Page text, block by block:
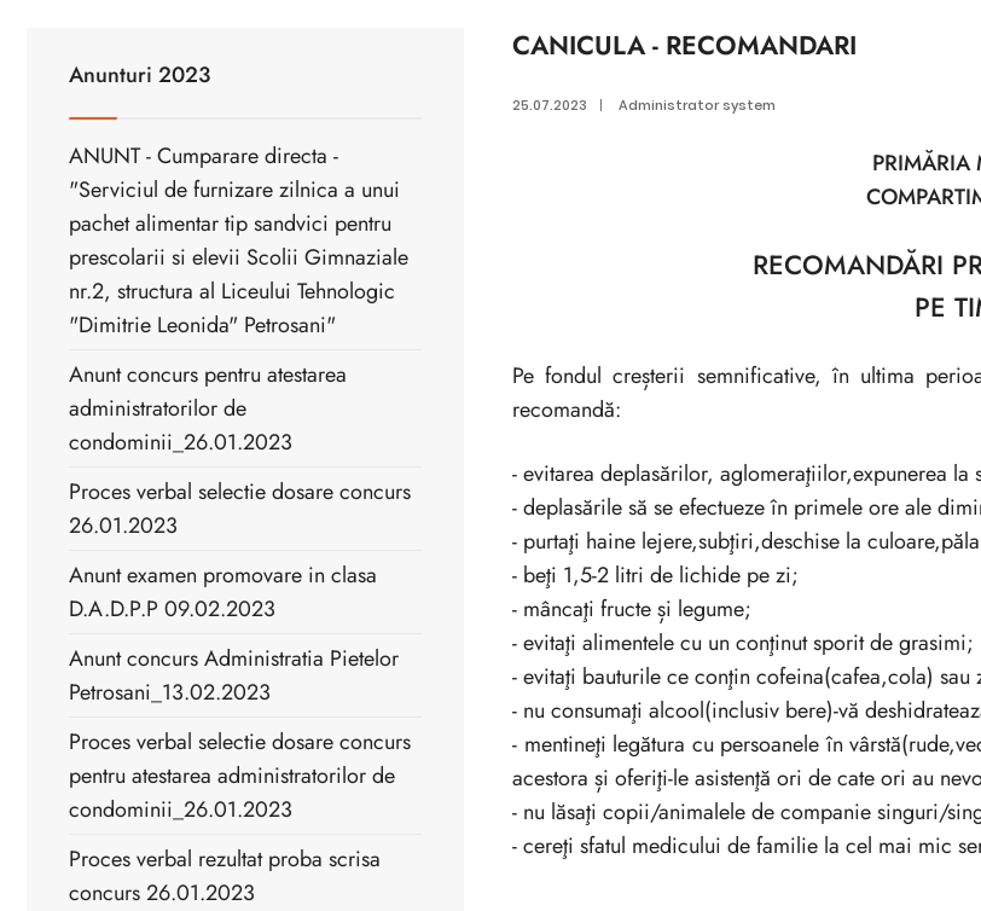
CANICULA - RECOMANDARI
25.07.2023 | Administrator system
PRIMĂRIA
RECOMANDĂRI
PE
Pe fondul creșterii semnificative, în ultima
recomandă:
- evitarea deplasărilor, aglomeraţiilor,expunerea
- deplasările să se efectueze în primele ore ale
- purtaţi haine lejere,subţiri,deschise la
- beţi 1,5-2 litri de lichide pe zi;
- mâncaţi fructe și legume;
- evitaţi alimentele cu un conţinut sporit de grasimi;
- evitaţi bauturile ce conţin cofeina(cafea,cola)
- nu consumaţi alcool(inclusiv bere)-vă
- mentineţi legătura cu persoanele în
acestora și oferiţi-le asistenţă ori de cate ori au
- nu lăsaţi copii/animalele de companie singuri/
- cereţi sfatul medicului de familie la cel mai mic
Anunturi 2023
ANUNT - Cumparare directa -
"Serviciul de furnizare zilnica a unui
pachet alimentar tip sandvici pentru
prescolarii si elevii Scolii Gimnaziale
nr.2, structura al Liceului Tehnologic
"Dimitrie Leonida" Petrosani"
Anunt concurs pentru atestarea
administratorilor de
condominii_26.01.2023
Proces verbal selectie dosare concurs
26.01.2023
Anunt examen promovare in clasa
D.A.D.P.P 09.02.2023
Anunt concurs Administratia Pietelor
Petrosani_13.02.2023
Proces verbal selectie dosare concurs
pentru atestarea administratorilor de
condominii_26.01.2023
Proces verbal rezultat proba scrisa
concurs 26.01.2023